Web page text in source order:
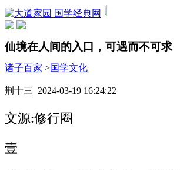
国学经典网
仙境在人间的入口，可遇而不可求
诸子百家 >国学文化
荆十三 2024-03-19 16:24:22
文源:修行圈
壹